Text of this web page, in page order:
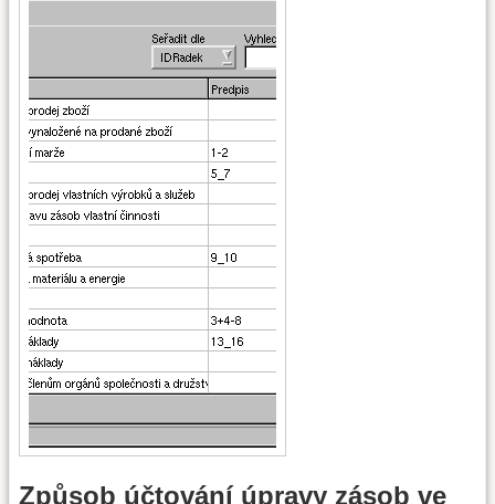
Způsob účtování úpravy zásob ve